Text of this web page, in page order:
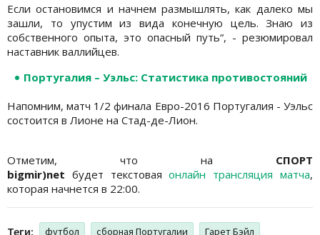
Если остановимся и начнем размышлять, как далеко мы
зашли, то упустим из вида конечную цель. Знаю из
собственного опыта, это опасный путь“, - резюмировал
наставник валлийцев.
Португалия – Уэльс: Статистика противостояний
Напомним, матч 1/2 финала Евро-2016 Португалия - Уэльс
состоится в Лионе на Стад-де-Лион.
Отметим, что на СПОРТ
bigmir)net будет текстоваяонлайн трансляция матча,
которая начнется в 22:00.
Теги: футбол сборная Португалии
Гарет Бэйл